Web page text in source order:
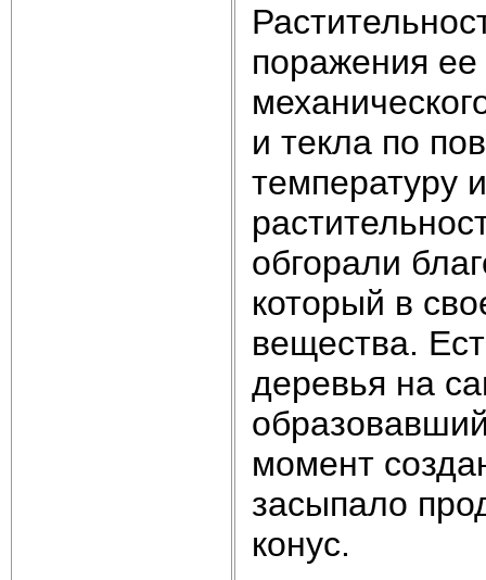
поражения
и текла по
температуру
обгорали
который в
вещества.
деревья на
момент
засыпало
конус.